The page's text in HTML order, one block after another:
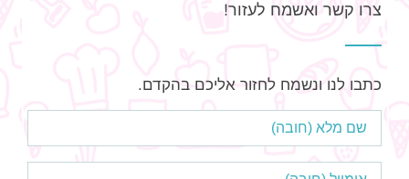
צרו קשר ואשמח לעזור!
כתבו לנו ונשמח לחזור אליכם בהקדם.